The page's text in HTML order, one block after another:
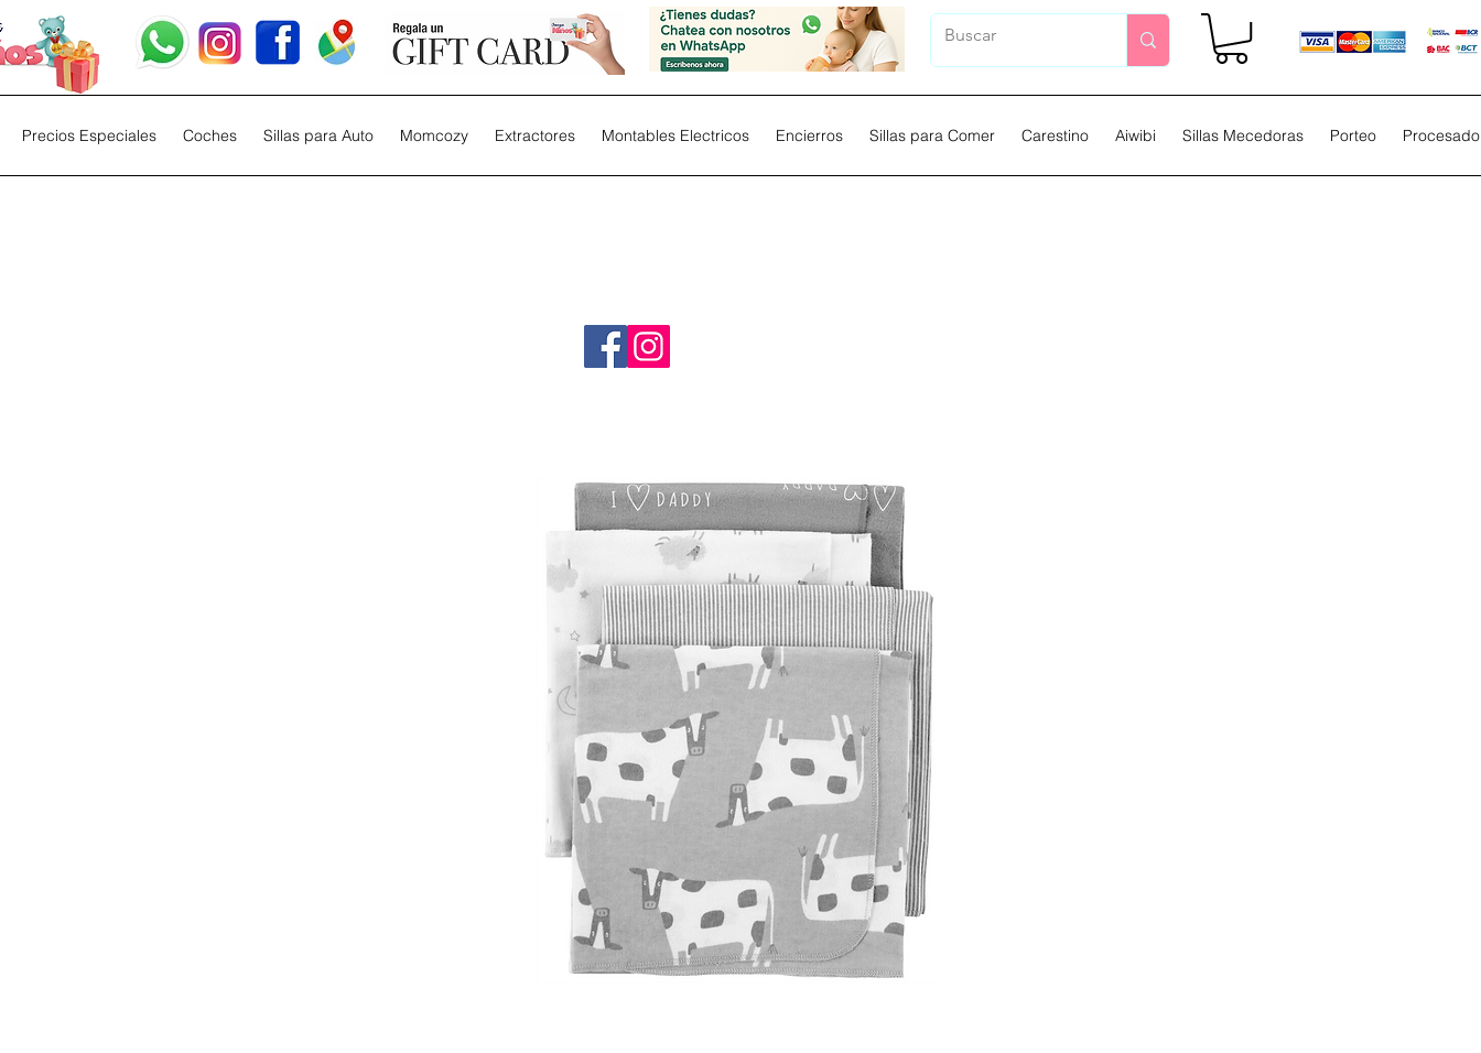
Precios Especiales Coches Sillas para Auto Momcozy Extractores Montables Electricos Encierros Sillas para Comer Carestino Aiwibi Sillas Mecedoras Porteo